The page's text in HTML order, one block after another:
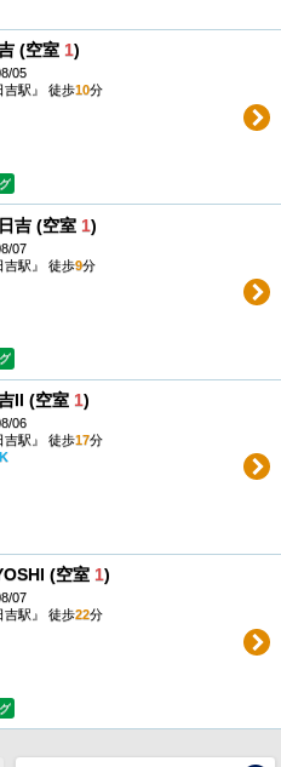
(空室 1)
05
吉駅』 徒歩10分
吉 (空室 1)
07
吉駅』 徒歩9分
II (空室 1)
06
吉駅』 徒歩17分
(空室 1)
07
吉駅』 徒歩22分